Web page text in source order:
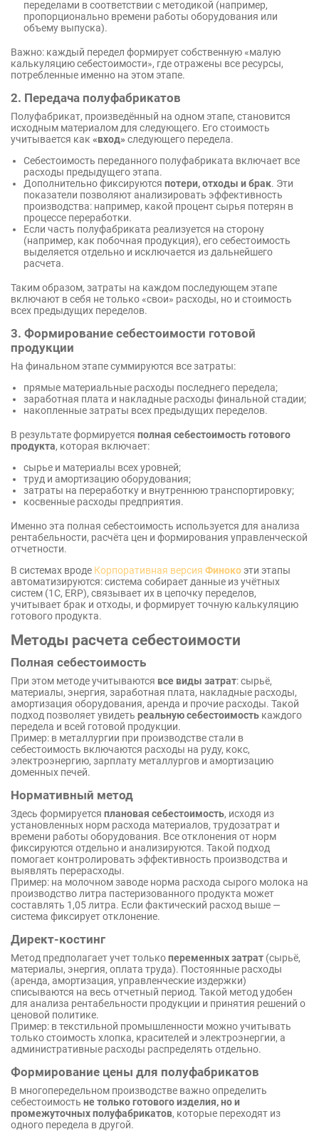
переделами в соответствии с методикой (например,
пропорционально времени работы оборудования или
объему выпуска).
Важно: каждый передел формирует собственную «малую
калькуляцию себестоимости», где отражены все ресурсы,
потребленные именно на этом этапе.
2. Передача полуфабрикатов
Полуфабрикат, произведённый на одном этапе, становится
исходным материалом для следующего. Его стоимость
учитывается как «вход»следующего передела.
Себестоимость переданного полуфабриката включает все
расходы предыдущего этапа.
Дополнительно фиксируются потери, отходы и брак. Эти
показатели позволяют анализировать эффективность
производства: например, какой процент сырья потерян в
процессе переработки.
Если часть полуфабриката реализуется на сторону
(например, как побочная продукция), его себестоимость
выделяется отдельно и исключается из дальнейшего
расчета.
Таким образом, затраты на каждом последующем этапе
включают в себя не только «свои» расходы, но и стоимость
всех предыдущих переделов.
3. Формирование себестоимости готовой
продукции
На финальном этапе суммируются все затраты:
прямые материальные расходы последнего передела;
заработная плата и накладные расходы финальной стадии;
накопленные затраты всех предыдущих переделов.
В результате формируется полная себестоимость готового
продукта, которая включает:
сырье и материалы всех уровней;
труд и амортизацию оборудования;
затраты на переработку и внутреннюю транспортировку;
косвенные расходы предприятия.
Именно эта полная себестоимость используется для анализа
рентабельности, расчёта цен и формирования управленческой
отчетности.
В системах вроде Корпоративная версия Финокоэти этапы
автоматизируются: система собирает данные из учётных
систем (1С, ERP), связывает их в цепочку переделов,
учитывает брак и отходы, и формирует точную калькуляцию
готового продукта.
Методы расчета себестоимости
Полная себестоимость
При этом методе учитываются все виды затрат: сырьё,
материалы, энергия, заработная плата, накладные расходы,
амортизация оборудования, аренда и прочие расходы. Такой
подход позволяет увидеть реальную себестоимость каждого
передела и всей готовой продукции.
Пример: в металлургии при производстве стали в
себестоимость включаются расходы на руду, кокс,
электроэнергию, зарплату металлургов и амортизацию
доменных печей.
Нормативный метод
Здесь формируется плановая себестоимость, исходя из
установленных норм расхода материалов, трудозатрат и
времени работы оборудования. Все отклонения от норм
фиксируются отдельно и анализируются. Такой подход
помогает контролировать эффективность производства и
выявлять перерасходы.
Пример: на молочном заводе норма расхода сырого молока на
производство литра пастеризованного продукта может
составлять 1,05 литра. Если фактический расход выше —
система фиксирует отклонение.
Директ-костинг
Метод предполагает учет толькопеременных затрат (сырьё,
материалы, энергия, оплата труда). Постоянные расходы
(аренда, амортизация, управленческие издержки)
списываются на весь отчетный период. Такой метод удобен
для анализа рентабельности продукции и принятия решений о
ценовой политике.
Пример: в текстильной промышленности можно учитывать
только стоимость хлопка, красителей и электроэнергии, а
административные расходы распределять отдельно.
Формирование цены для полуфабрикатов
В многопередельном производстве важно определить
себестоимость не только готового изделия, но и
промежуточных полуфабрикатов, которые переходят из
одного передела в другой.